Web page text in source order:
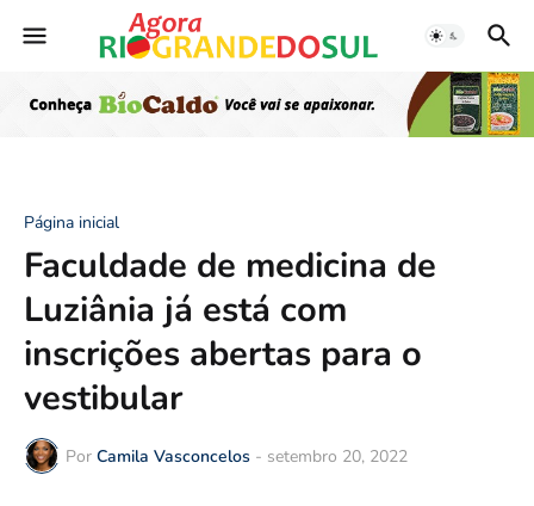
Página inicial
Faculdade de medicina de
Luziânia já está com
inscrições abertas para o
vestibular
Por Camila Vasconcelos - setembro 20, 2022